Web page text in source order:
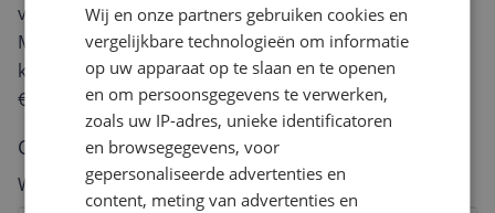
van een review gemiddeld tussen de 3 en 10 minuten.
Met jouw mening help je andere bezoekers een betere
keuze te maken én maak je iedere maand kans op
€250,-!
Klik hier voor de actievoorwaarden.
Cijfer
Welk cijfer geef jij dit product?
Wij en onze partners gebruiken cookies en
vergelijkbare technologieën om informatie
op uw apparaat op te slaan en te openen
en om persoonsgegevens te verwerken,
zoals uw IP-adres, unieke identificatoren
en browsegegevens, voor
gepersonaliseerde advertenties en
content, meting van advertenties en